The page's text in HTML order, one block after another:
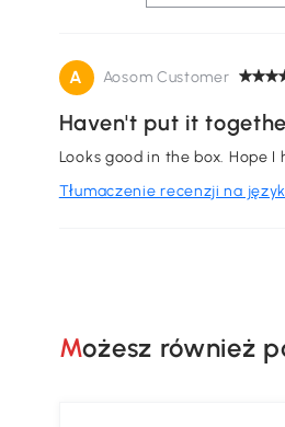
A Aosom Customer
Haven't put it
Looks
Tłumaczenie recenzji na
Możesz również